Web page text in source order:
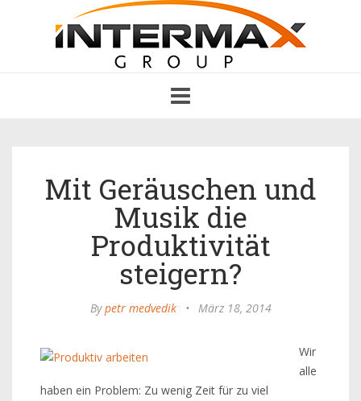
navigation
Mit Geräuschen und
Musik die
Produktivität
steigern?
Bypetr medvedik • März 18, 2014
Wir
alle
haben ein Problem: Zu wenig Zeit für zu viel